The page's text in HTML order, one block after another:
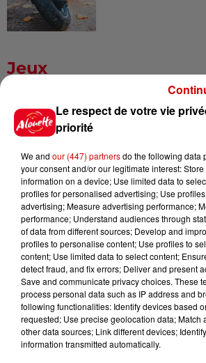
Jeux
Gagnez vos
festival Marché
Le Duel -
pour l'un des
régions !
Destination
votre séjour en
de la...
Le respect de votre vie
priorité
We and our (447) partnersdo the following data
your consent and/or our legitimate interest:
information on a device; Use limited data to
profiles for personalised advertising; Use
advertising; Measure advertising performance;
performance; Understand audiences through
of data from different sources; Develop and
profiles to personalise content; Use profiles to
content; Use limited data to select content;
detect fraud, and fix errors; Deliver and present
Save and communicate privacy choices. These
process personal data such as IP address and
following functionalities: Identify devices based
requested; Use precise geolocation data; Match
other data sources; Link different devices;
information transmitted automatically.